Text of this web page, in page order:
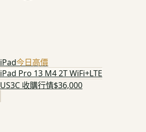
iPad今日高價
iPad Pro 13 M4 2T WiFi+LTE
US3C 收購行情$36,000